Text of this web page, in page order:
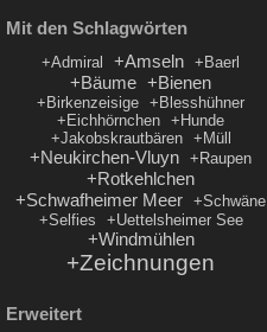
Mit den Schlagwörten
+Admiral +Amseln +Baerl
+Bäume +Bienen
+Birkenzeisige
+Blesshühner
+Eichhörnchen
+Hunde
+Jakobskrautbären
+Müll
+Neukirchen-Vluyn +Raupen
+Rotkehlchen
+Schwafheimer Meer
+Schwäne
+Selfies
+Uettelsheimer See
+Windmühlen
+Zeichnungen
Erweitert